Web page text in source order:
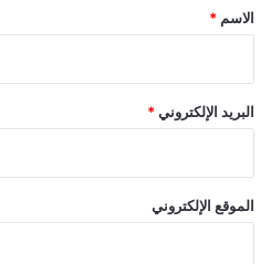
*
الاسم *
البريد الإلكتروني *
الموقع الإلكتروني